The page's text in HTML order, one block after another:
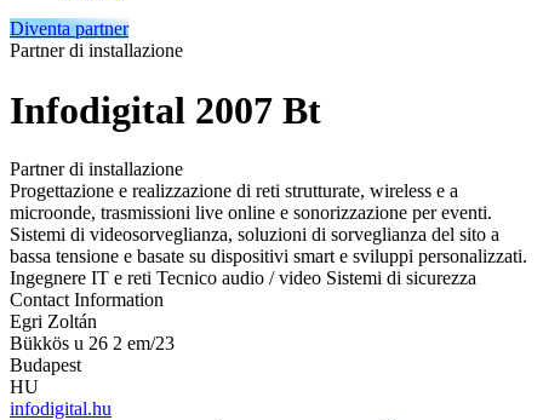
Diventa partner
Partner di installazione
Infodigital 2007 Bt
Partner di installazione
Progettazione e realizzazione di reti strutturate, wireless e a
microonde, trasmissioni live online e sonorizzazione per eventi.
Sistemi di videosorveglianza, soluzioni di sorveglianza del sito a
bassa tensione e basate su dispositivi smart e sviluppi personalizzati.
Ingegnere IT e reti Tecnico audio / video Sistemi di sicurezza
Contact Information
Egri Zoltán
Bükkös u 26 2 em/23
Budapest
HU
infodigital.hu